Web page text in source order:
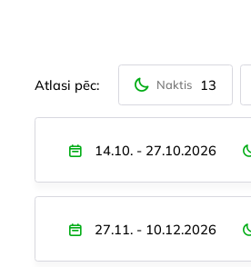
Atlasi pēc: Naktis 13
14.10. - 27.10.2026
27.11. - 10.12.2026